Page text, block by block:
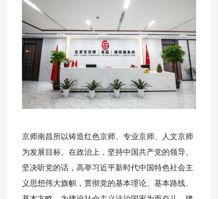
京师南昌所以铸造红色京师、专业京师、人文京师
为发展目标。在政治上，坚持中国共产党的领导、
坚决听党的话，高举习近平新时代中国特色社会主
义思想伟大旗帜，贯彻党的基本理论、基本路线、